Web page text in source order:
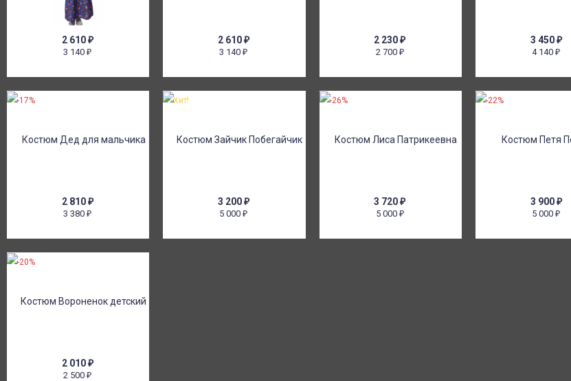
2 610₽
3 140₽
2 610₽
3 140₽
2 230₽
2 700 ₽
3 450₽
4 140₽
2 810₽
3 380₽
-17%
3 200₽
5 000₽
Хит!
3 720₽
5 000 ₽
-26%
3 900₽
5 000₽
-22%
2 010₽
2 500₽
-20%